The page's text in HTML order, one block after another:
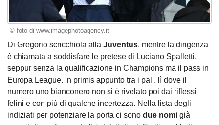
© foto di www.imagephotoagency.it
Di Gregorio scricchiola alla Juventus, mentre la dirigenza
è chiamata a soddisfare le pretese di Luciano Spalletti,
seppur senza la qualificazione in Champions ma il pass in
Europa League. In primis appunto tra i pali, lì dove il
numero uno bianconero non si è rivelato poi dai riflessi
felini e con più di qualche incertezza. Nella lista degli
indiziati per potenziare la porta ci sono due nomi già